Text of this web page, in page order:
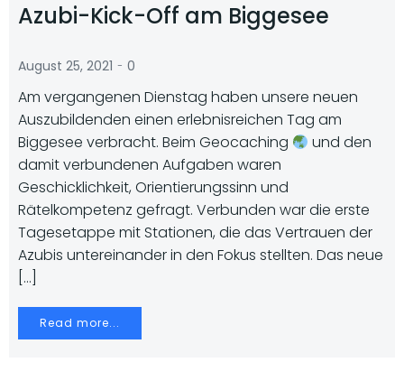
Azubi-Kick-Off am Biggesee
August 25, 2021 - 0
Am vergangenen Dienstag haben unsere neuen
Auszubildenden einen erlebnisreichen Tag am
Biggesee verbracht. Beim Geocaching
und den
damit verbundenen Aufgaben waren
Geschicklichkeit, Orientierungssinn und
Rätelkompetenz gefragt. Verbunden war die erste
Tagesetappe mit Stationen, die das Vertrauen der
Azubis untereinander in den Fokus stellten. Das neue
[…]
Read more...